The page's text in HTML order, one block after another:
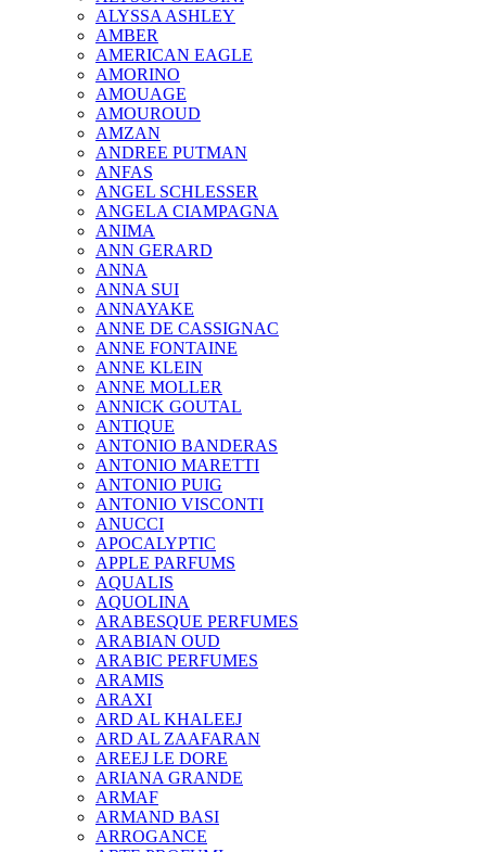
ALYSSA ASHLEY
AMBER
AMERICAN EAGLE
AMORINO
AMOUAGE
AMOUROUD
AMZAN
ANDREE PUTMAN
ANFAS
ANGEL SCHLESSER
ANGELA CIAMPAGNA
ANIMA
ANN GERARD
ANNA
ANNA SUI
ANNAYAKE
ANNE DE CASSIGNAC
ANNE FONTAINE
ANNE KLEIN
ANNE MOLLER
ANNICK GOUTAL
ANTIQUE
ANTONIO BANDERAS
ANTONIO MARETTI
ANTONIO PUIG
ANTONIO VISCONTI
ANUCCI
APOCALYPTIC
APPLE PARFUMS
AQUALIS
AQUOLINA
ARABESQUE PERFUMES
ARABIAN OUD
ARABIC PERFUMES
ARAMIS
ARAXI
ARD AL KHALEEJ
ARD AL ZAAFARAN
AREEJ LE DORE
ARIANA GRANDE
ARMAF
ARMAND BASI
ARROGANCE